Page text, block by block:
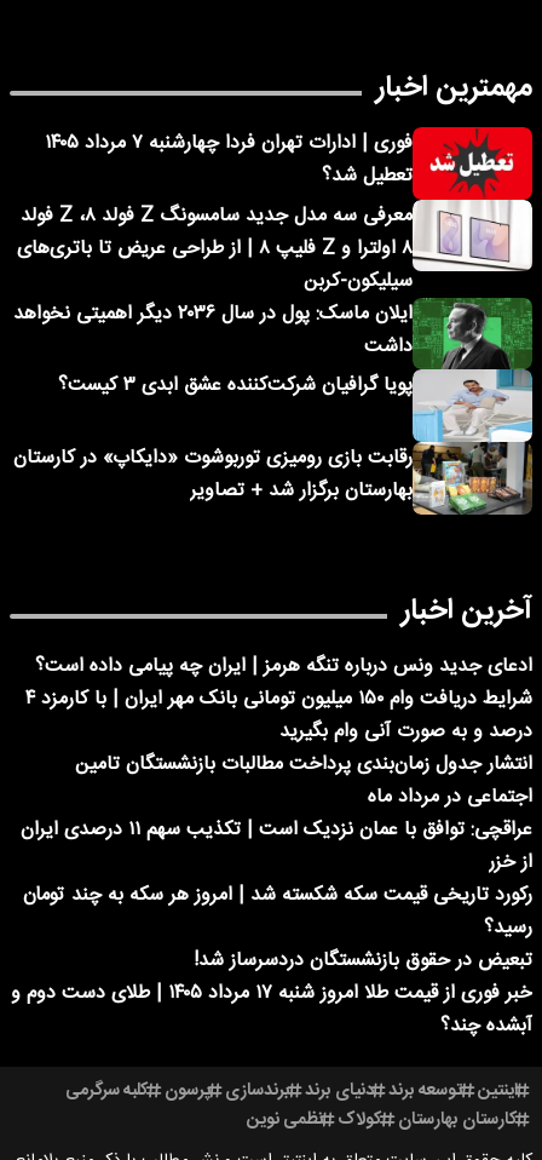
مهمترین اخبار
فوری | ادارات تهران فردا چهارشنبه ۷ مرداد ۱۴۰۵
تعطیل شد؟
معرفی سه مدل جدید سامسونگ Z فولد ۸، Z فولد
۸ اولترا و Z فلیپ ۸ | از طراحی عریض تا باتری‌های
سیلیکون-کربن
ایلان ماسک: پول در سال ۲۰۳۶ دیگر اهمیتی نخواهد
داشت
پویا گرافیان شرکت‌کننده عشق ابدی ۳ کیست؟
رقابت بازی رومیزی توربوشوت «دایکاپ» در کارستان
بهارستان برگزار شد + تصاویر
آخرین اخبار
ادعای جدید ونس درباره تنگه هرمز | ایران چه پیامی داده است؟
شرایط دریافت وام ۱۵۰ میلیون تومانی بانک مهر ایران | با کارمزد ۴
درصد و به صورت آنی وام بگیرید
انتشار جدول زمان‌بندی پرداخت مطالبات بازنشستگان تامین
اجتماعی در مرداد ماه
عراقچی: توافق با عمان نزدیک است | تکذیب سهم ۱۱ درصدی ایران
از خزر
رکورد تاریخی قیمت سکه شکسته شد | امروز هر سکه به چند تومان
رسید؟
تبعیض در حقوق بازنشستگان دردسرساز شد!
خبر فوری از قیمت طلا امروز شنبه ۱۷ مرداد ۱۴۰۵ | طلای دست دوم و
آبشده چند؟
اینتین توسعه برند دنیای برند برندسازی پرسون کلبه سرگرمی
کارستان بهارستان کولاک نظمی نوین